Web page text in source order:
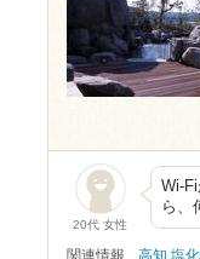
20代 女性
Wi-
ら、
関連情報 高知 塩